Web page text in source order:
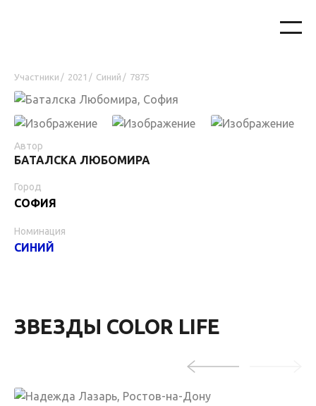
Участники / 2021 / Синий / 7875
Автор
БАТАЛСКА ЛЮБОМИРА
Город
СОФИЯ
Номинация
СИНИЙ
ЗВЕЗДЫ COLOR LIFE